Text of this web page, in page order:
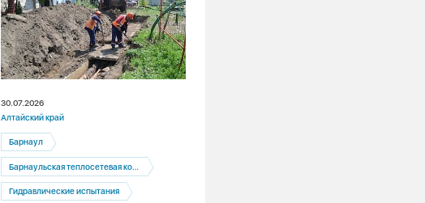
30.07.2026
Алтайский край
Барнаул
Барнаульская теплосетевая компания
Гидравлические испытания